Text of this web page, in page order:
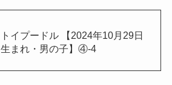
トイプードル 【2024年10月29日
生まれ・男の子】④-4